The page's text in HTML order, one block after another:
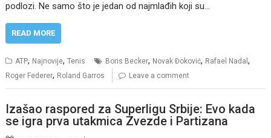
podlozi. Ne samo što je jedan od najmlađih koji su…
READ MORE
ATP, Najnovije,Tenis Boris Becker, Novak Đoković, Rafael Nadal,
Roger Federer, Roland Garros Leave a comment
Izašao raspored za Superligu Srbije: Evo kada
se igra prva utakmica Zvezde i Partizana